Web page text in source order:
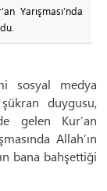
Yarışması’nda
sosyal medya
duygusu,
gelen Kur’an
Allah’ın
bana bahşettiği